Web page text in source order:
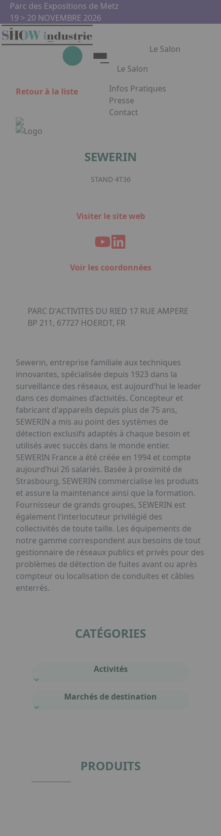
Aller au contenu principal
Parc des Expositions de Metz
19 > 20 NOVEMBRE 2026
Le Salon
Le Salon
Le Salon
Show Industrie
Infos Pratiques
Presse
Contact
Retour à la liste
SEWERIN
STAND 4T36
Visiter le site web
Voir les coordonnées
PARC D'ACTIVITES DU RIED 17 RUE AMPERE
BP 211, 67727 HOERDT, FR
Sewerin, entreprise familiale aux techniques
innovantes, spécialisée depuis 1923 dans la
surveillance des réseaux, est aujourd’hui le leader
dans ces domaines d’activités. Concepteur et
fabricant d'appareils depuis plus de 75 ans,
SEWERIN a mis au point des systèmes de
détection exclusifs adaptés à chaque besoin et
utilisés avec succès dans le monde entier.
SEWERIN France a été créée en 1994 et compte
aujourd’hui 26 salariés. Basée à proximité de
Strasbourg, SEWERIN commercialise les produits
et assure la maintenance ainsi que la formation.
Fournisseur de grands groupes, SEWERIN est
également l'interlocuteur privilégié des
collectivités de toute taille. Les équipements de
notre gamme correspondent aux besoins de tout
gestionnaire de réseaux publics et privés pour des
problèmes de détection de fuites avant ou après
compteur ou localisation de conduites et câbles
enterrés.
CATÉGORIES
Activités
Marchés de destination
PRODUITS
Panneau de gestion des cookies